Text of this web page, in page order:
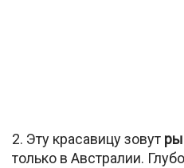
2. Эту красавицу зовут
только в Австралии.